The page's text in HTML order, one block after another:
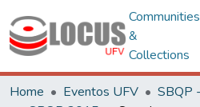
Communities
&
Collections
Home Eventos UFV